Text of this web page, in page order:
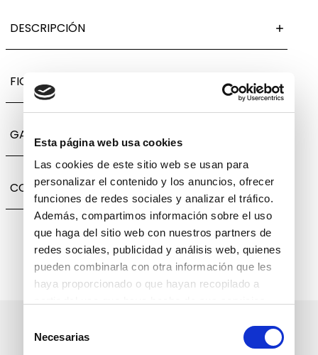
Esta página web usa cookies
Las cookies de este sitio web se usan para
personalizar el contenido y los anuncios, ofrecer
funciones de redes sociales y analizar el tráfico.
Además, compartimos información sobre el uso
que haga del sitio web con nuestros partners de
redes sociales, publicidad y análisis web, quienes
pueden combinarla con otra información que les
haya proporcionado o que hayan recopilado a
deNecesarias
DESCRIPCIÓN
FICHA TÉCNICA
GARANTÍA, CAMBIOS Y DEVOLUCIONES
COMPARTIR
Suscríbete a nuestro boletín